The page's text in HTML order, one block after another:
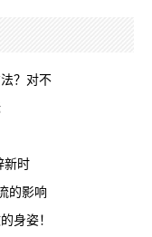
？对不
新时
的影响
身姿！